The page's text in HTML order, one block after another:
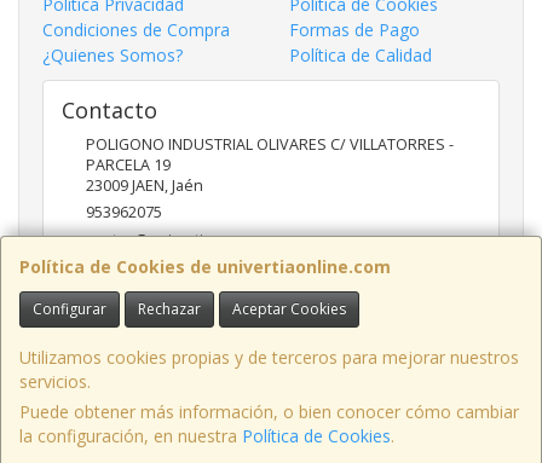
Política de Cookies de univertiaonline.com
Configurar Rechazar Aceptar Cookies
Utilizamos cookies propias y de terceros para mejorar nuestros
servicios.
Puede obtener más información, o bien conocer cómo cambiar
la configuración, en nuestra Política de Cookies.
Condiciones de Compra
Formas de Pago
¿Quienes Somos?
Política de Calidad
Contacto
POLIGONO INDUSTRIAL OLIVARES C/ VILLATORRES -
PARCELA 19
23009JAEN,Jaén
953962075
ventas@univertia.es
Horario
09:30 -14:00 Y 16:30- 20:00 HORAS
, , , , España. - C.I.F.: B23639248 - Tfno: